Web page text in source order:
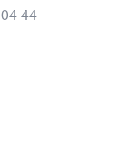
44